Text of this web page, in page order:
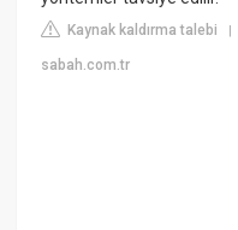
Kaynak kaldırma talebi
sabah.com.tr